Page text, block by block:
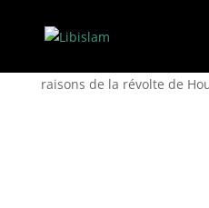
raisons de la révolte de